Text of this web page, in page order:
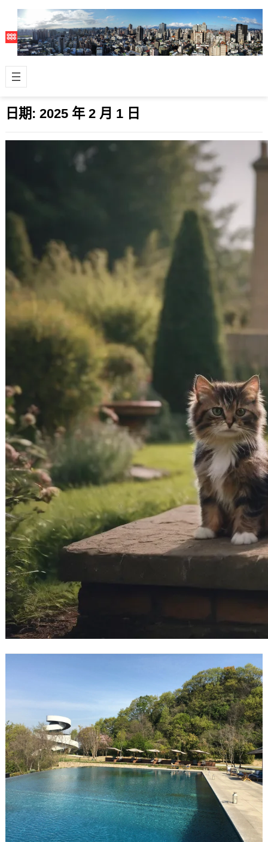
日期: 2025 年 2 月 1 日
探索 OpenAI 的新款小型模型：o3-mini
近期 AI 市場持續熱門，各家推陳出
新，OpenAI 最近又再度更新了人工智
慧領域的發展。在周六（2月1日），…